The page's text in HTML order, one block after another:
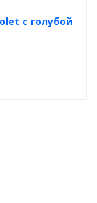
с голубой